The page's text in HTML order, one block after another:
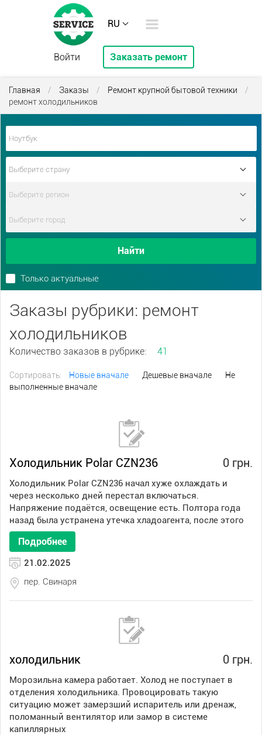
RU
Войти Заказать ремонт
Главная / Заказы / Ремонт крупной бытовой техники
/
ремонт холодильников
Найти
Только актуальные
Заказы рубрики: ремонт
холодильников
Количество заказов в рубрике: 41
Сортировать: Новые вначале Дешевые вначале
Не
выполненные вначале
0 грн.
Холодильник Polar CZN236
Холодильник Polar CZN236 начал хуже охлаждать и
через несколько дней перестал включаться.
Напряжение подаётся, освещение есть. Полтора года
назад была устранена утечка хладоагента, после этого
Подробнее
21.02.2025
пер. Свинаря
0 грн.
холодильник
Морозильна камера работает. Холод не поступает в
отделения холодильника. Провоцировать такую
ситуацию может замерзший испаритель или дренаж,
поломанный вентилятор или замор в системе
капиллярных